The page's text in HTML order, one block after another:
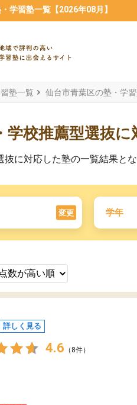
学習塾一覧【2026年08月】
塾一覧 仙台市青葉区の塾・学
学校推薦型選抜
に対応した塾の一覧結果と
変更 学年
詳しく見る
4.6 （8件）